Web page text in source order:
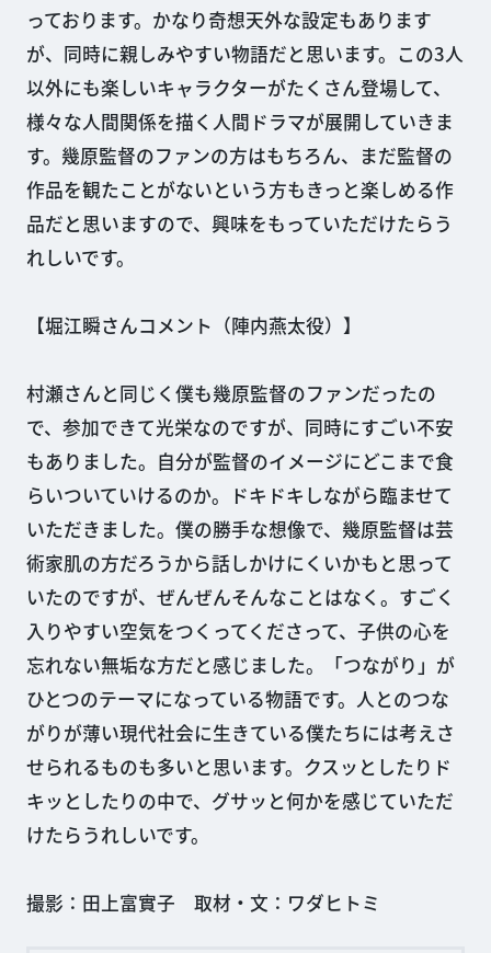
っております。かなり奇想天外な設定もあります
が、同時に親しみやすい物語だと思います。この3人
以外にも楽しいキャラクターがたくさん登場して、
様々な人間関係を描く人間ドラマが展開していきま
す。幾原監督のファンの方はもちろん、まだ監督の
作品を観たことがないという方もきっと楽しめる作
品だと思いますので、興味をもっていただけたらう
れしいです。
【堀江瞬さんコメント（陣内燕太役）】
村瀬さんと同じく僕も幾原監督のファンだったの
で、参加できて光栄なのですが、同時にすごい不安
もありました。自分が監督のイメージにどこまで食
らいついていけるのか。ドキドキしながら臨ませて
いただきました。僕の勝手な想像で、幾原監督は芸
術家肌の方だろうから話しかけにくいかもと思って
いたのですが、ぜんぜんそんなことはなく。すごく
入りやすい空気をつくってくださって、子供の心を
忘れない無垢な方だと感じました。「つながり」が
ひとつのテーマになっている物語です。人とのつな
がりが薄い現代社会に生きている僕たちには考えさ
せられるものも多いと思います。クスッとしたりド
キッとしたりの中で、グサッと何かを感じていただ
けたらうれしいです。
撮影：田上富實子 取材・文：ワダヒトミ